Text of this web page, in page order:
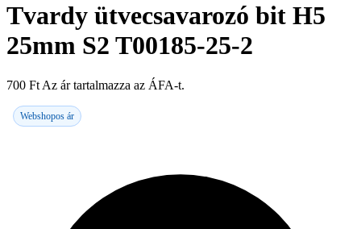
Tvardy ütvecsavarozó bit H5
25mm S2 T00185-25-2
700 Ft Az ár tartalmazza az ÁFA-t.
Webshopos ár